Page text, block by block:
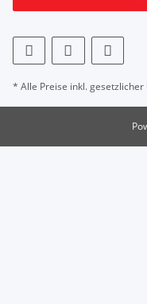
* Alle Preise inkl. gesetzlicher